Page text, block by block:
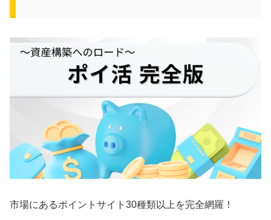
市場にあるポイントサイト30種類以上を完全網羅！